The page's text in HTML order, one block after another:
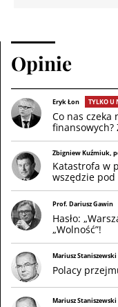
Opinie
Eryk Łon TYLKO U
Co nas czeka
finansowych?
Zbigniew Kuźmiuk,
Katastrofa w
wszędzie pod
Prof. Dariusz Gawin
Hasło:
„Wolność”!
Mariusz Staniszewski
Polacy
Mariusz Staniszewski